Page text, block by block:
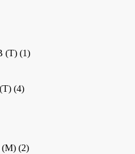
(T) (1)
(4)
(M) (2)